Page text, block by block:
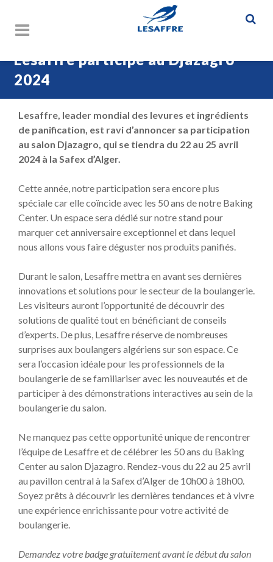
Lesaffre participe au Djazagro
2024
Lesaffre, leader mondial des levures et ingrédients
de panification, est ravi d’annoncer sa participation
au salon Djazagro, qui se tiendra du 22 au 25 avril
2024 à la Safex d’Alger.
Cette année, notre participation sera encore plus
spéciale car elle coïncide avec les 50 ans de notre Baking
Center. Un espace sera dédié sur notre stand pour
marquer cet anniversaire exceptionnel et dans lequel
nous allons vous faire déguster nos produits panifiés.
Durant le salon, Lesaffre mettra en avant ses dernières
innovations et solutions pour le secteur de la boulangerie.
Les visiteurs auront l’opportunité de découvrir des
solutions de qualité tout en bénéficiant de conseils
d’experts. De plus, Lesaffre réserve de nombreuses
surprises aux boulangers algériens sur son espace. Ce
sera l’occasion idéale pour les professionnels de la
boulangerie de se familiariser avec les nouveautés et de
participer à des démonstrations interactives au sein de la
boulangerie du salon.
Ne manquez pas cette opportunité unique de rencontrer
l’équipe de Lesaffre et de célébrer les 50 ans du Baking
Center au salon Djazagro. Rendez-vous du 22 au 25 avril
au pavillon central à la Safex d’Alger de 10h00 à 18h00.
Soyez prêts à découvrir les dernières tendances et à vivre
une expérience enrichissante pour votre activité de
boulangerie.
Demandez votre badge gratuitement avant le début du salon